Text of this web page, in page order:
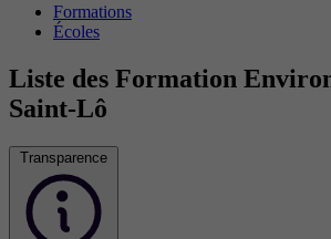
Formations
Écoles
Liste des Formation
Saint-Lô
Transparence